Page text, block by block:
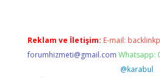
Reklam ve İletişim: E-mail:
forumhizmeti@gmail.com Whatsapp:
@karabul